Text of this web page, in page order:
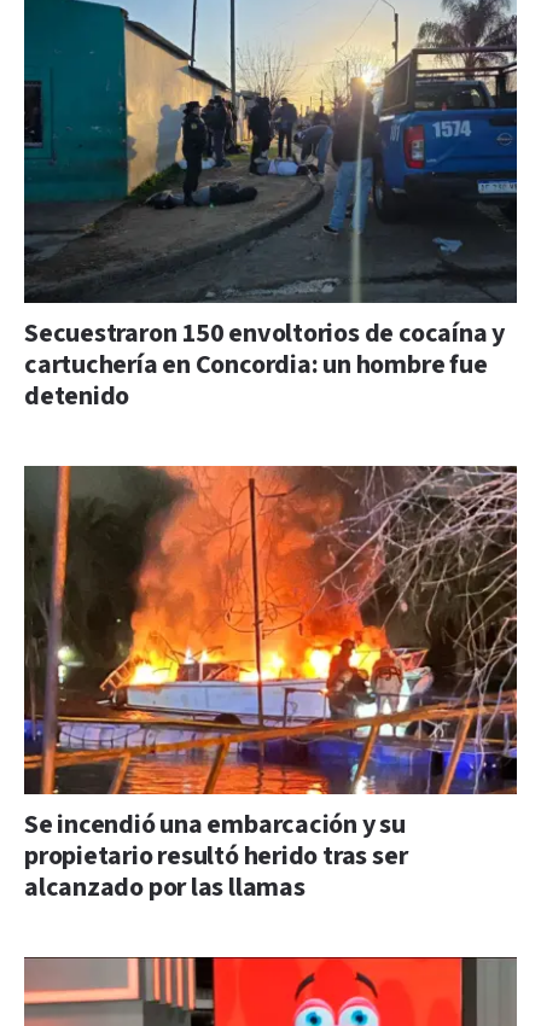
Secuestraron 150 envoltorios de cocaína y
cartuchería en Concordia: un hombre fue
detenido
Se incendió una embarcación y su
propietario resultó herido tras ser
alcanzado por las llamas